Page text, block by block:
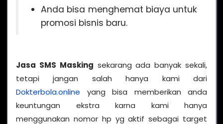
Anda bisa menghemat biaya untuk
promosi bisnis baru.
Jasa SMS Masking sekarang ada banyak sekali,
tetapi jangan salah hanya kami dari
Dokterbola.online yang bisa memberikan anda
keuntungan ekstra karna kami hanya
menggunakan nomor hp yg aktif sebagai target